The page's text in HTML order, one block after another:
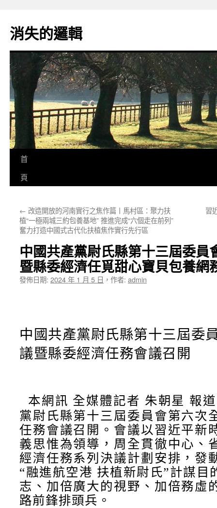
主
要
消失的邏輯
首
頁
← 改造開放的河南實行之焦作篇丨馬村區：聚力扶
植“一極兩城三約包養基地” 推進完成“六個走在前列”
奮力打造中國式古代化扶植焦作實行先行區
習
中國共產黨尉氏縣第十三屆委員
暨縣委經濟任覓甜心寶貝包養網
發佈日期: 2024 年 1 月 5 日 ， 作者: admin
中國共產黨尉氏縣第十三屆委
議暨縣委經濟任務會議召開
本網訊 全媒體記者 朱朝星 報
黨尉氏縣第十三屆委員會第六次
任務會議召開。會議以習近平新
義思惟為領導，周全貫徹中心、
經濟任務系列決議計劃安排，發
“融進航空港 扶植新尉氏”計謀目
志、加倍廣大的視野、加倍務虛
路前鋒排頭兵。